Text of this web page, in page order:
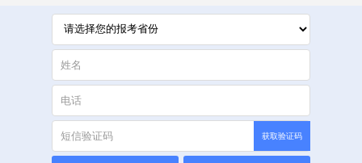
获取验证码